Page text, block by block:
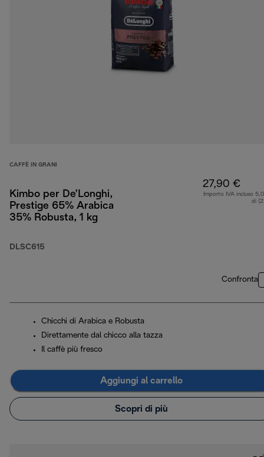
CAFFÈ IN GRANI
Kimbo per De’Longhi,
Prestige 65% Arabica
35% Robusta, 1 kg
DLSC615
27,90 €
Importo IVA incluso
di
Confronta
Chicchi di Arabica e Robusta
Direttamente dal chicco alla tazza
Il caffè più fresco
Aggiungi al carrello
Scopri di più